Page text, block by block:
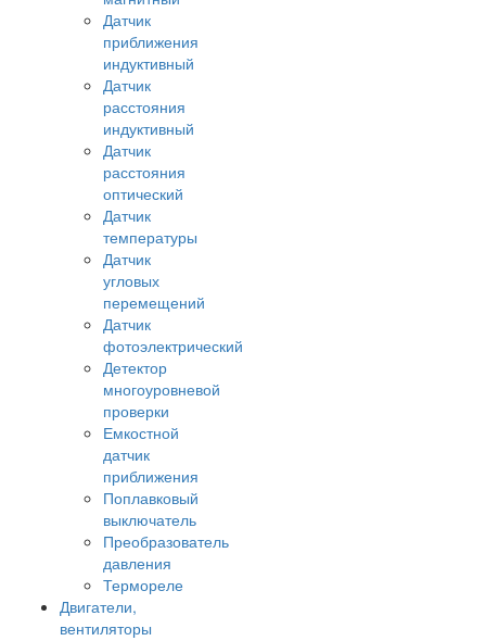
Датчик
приближения
индуктивный
Датчик
расстояния
индуктивный
Датчик
расстояния
оптический
Датчик
температуры
Датчик
угловых
перемещений
Датчик
фотоэлектрический
Детектор
многоуровневой
проверки
Емкостной
датчик
приближения
Поплавковый
выключатель
Преобразователь
давления
Термореле
Двигатели,
вентиляторы